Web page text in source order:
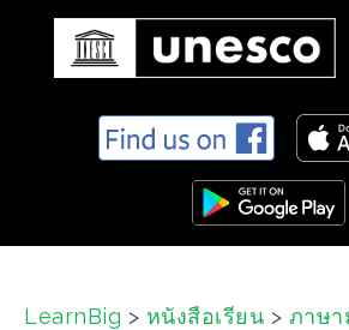
LearnBig > หนังสือเรียน > ภาษา